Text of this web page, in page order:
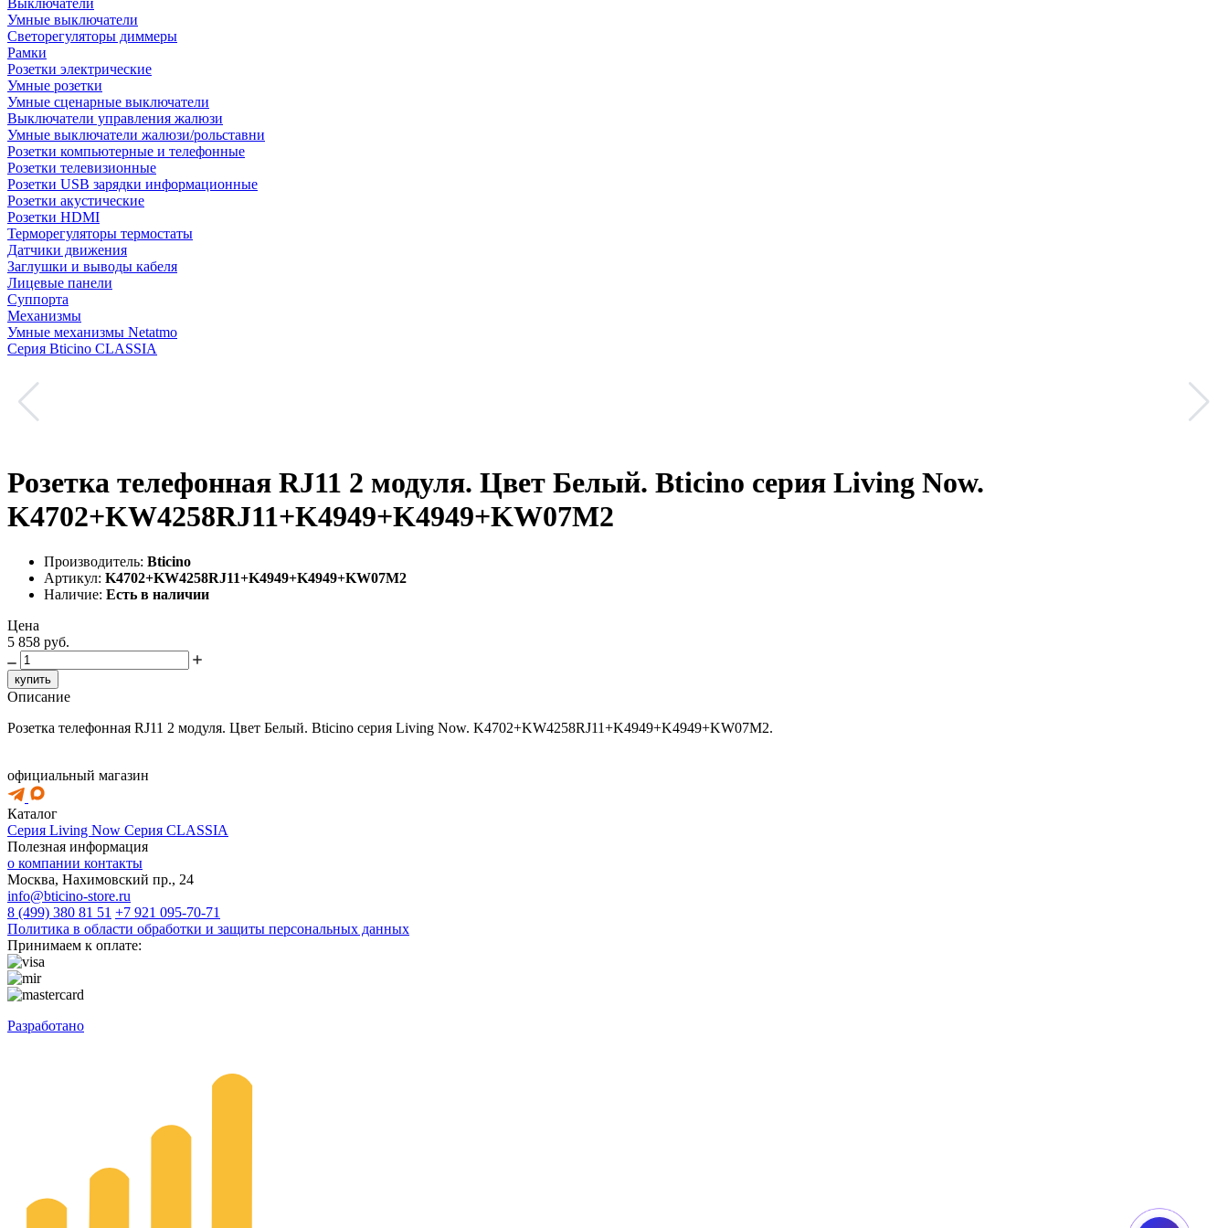
Выключатели
Умные выключатели
Светорегуляторы диммеры
Рамки
Розетки электрические
Умные розетки
Умные сценарные выключатели
Выключатели управления жалюзи
Умные выключатели жалюзи/рольставни
Розетки компьютерные и телефонные
Розетки телевизионные
Розетки USB зарядки информационные
Розетки акустические
Розетки HDMI
Терморегуляторы термостаты
Датчики движения
Заглушки и выводы кабеля
Лицевые панели
Суппорта
Механизмы
Умные механизмы Netatmo
Серия Bticino CLASSIA
Розетка телефонная RJ11 2 модуля. Цвет Белый. Bticino серия Living Now.
K4702+KW4258RJ11+K4949+K4949+KW07M2
Производитель: Bticino
Артикул: K4702+KW4258RJ11+K4949+K4949+KW07M2
Наличие: Есть в наличии
Цена
5 858 руб.
купить
Описание
Розетка телефонная RJ11 2 модуля. Цвет Белый. Bticino серия Living Now. K4702+KW4258RJ11+K4949+K4949+KW07M2.
официальный магазин
Каталог
Серия Living Now Серия CLASSIA
Полезная информация
о компании контакты
Москва, Нахимовский пр., 24
info@bticino-store.ru
8 (499) 380 81 51 +7 921 095-70-71
Политика в области обработки и защиты персональных данных
Принимаем к оплате:
Разработано